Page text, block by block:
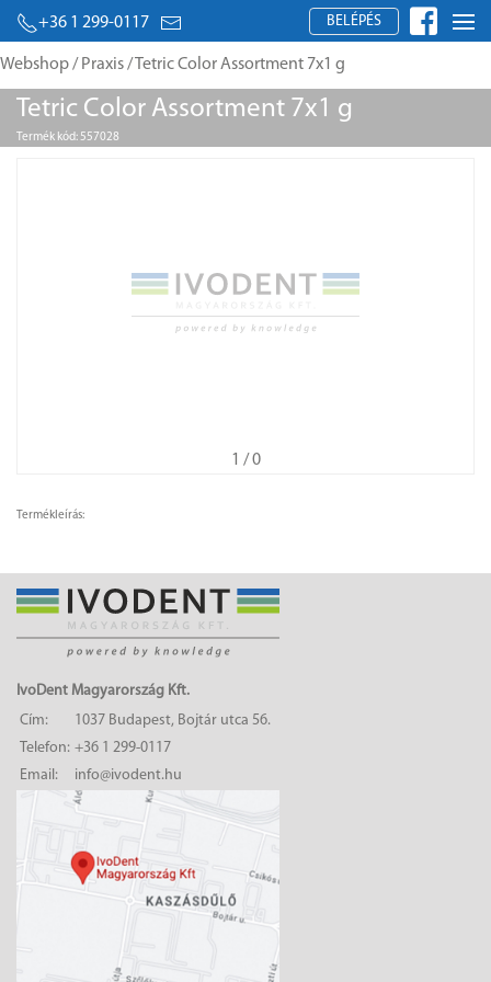
+36 1 299-0117 BELÉPÉS
Webshop/ Praxis/ Tetric Color Assortment 7x1 g
Tetric Color Assortment 7x1 g
Termék kód: 557028
1 / 0
Termékleírás:
IvoDent Magyarország Kft.
Cím:
1037 Budapest, Bojtár utca 56.
Telefon: +36 1 299-0117
Email:
info@ivodent.hu